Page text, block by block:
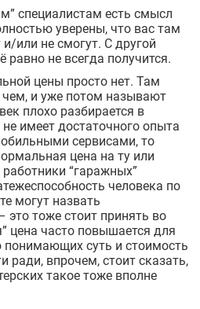
специалистам есть смысл
уверены, что вас там
или не смогут. С другой
равно не всегда получится.
цены просто нет. Там
чем, и уже потом называют
плохо разбирается в
имеет достаточного опыта
сервисами, то
цена на ту или
“гаражных”
человека по
могут назвать
это тоже стоит принять во
цена часто повышается для
понимающих суть и стоимость
ради, впрочем, стоит сказать,
такое тоже вполне